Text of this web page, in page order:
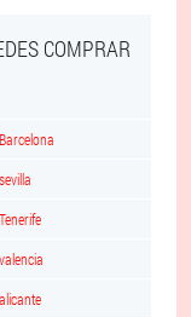
COMPRAR